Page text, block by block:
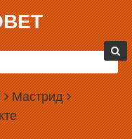
Мастрид
ЗАКРЫТЬ «ЭХО
вещание через
Роскомнадзором в
нарушения закона «О